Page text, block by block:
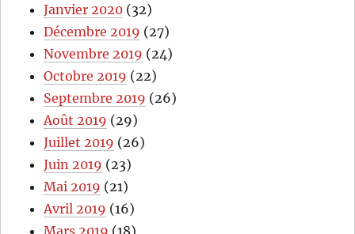
Janvier 2020 (32)
Décembre 2019 (27)
Novembre 2019 (24)
Octobre 2019 (22)
Septembre 2019 (26)
Août 2019 (29)
Juillet 2019 (26)
Juin 2019 (23)
Mai 2019 (21)
Avril 2019 (16)
Mars 2019 (18)